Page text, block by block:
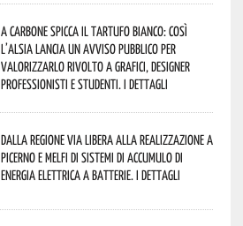
A Carbone spicca il tartufo bianco: così
l’Alsia lancia un avviso pubblico per
valorizzarlo rivolto a grafici, designer
professionisti e studenti. I dettagli
Dalla Regione via libera alla realizzazione a
Picerno e Melfi di sistemi di accumulo di
energia elettrica a batterie. I dettagli